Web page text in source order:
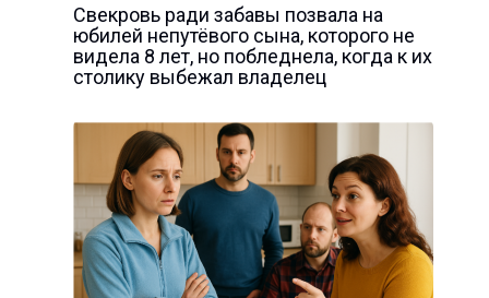
Свекровь ради забавы позвала на
юбилей непутёвого сына, которого не
видела 8 лет, но побледнела, когда к их
столику выбежал владелец